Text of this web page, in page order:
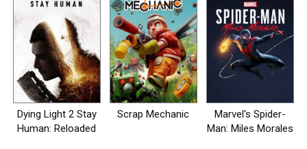
Dying Light 2 Stay
Human: Reloaded
Scrap Mechanic
Marvel's Spider-
Man: Miles Morales